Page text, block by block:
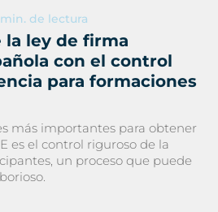
de lectura
la ley de firma
con el control
para formaciones
más importantes para obtener
es el control riguroso de la
un proceso que puede